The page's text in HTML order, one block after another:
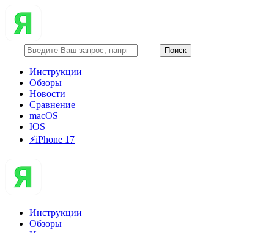
Инструкции
Обзоры
Новости
Сравнение
macOS
IOS
⚡️iPhone 17
Инструкции
Обзоры